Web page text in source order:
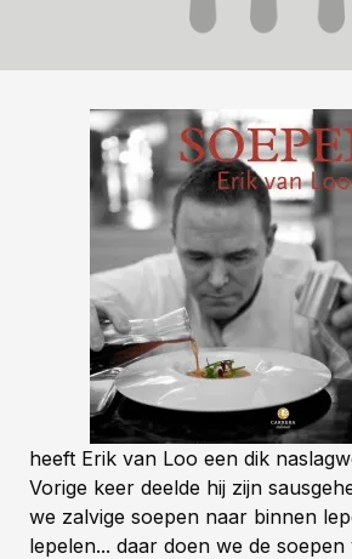
heeft Erik van Loo een dik
Vorige keer deelde hij zijn
we zalvige soepen naar binnen
lepelen... daar doen we de